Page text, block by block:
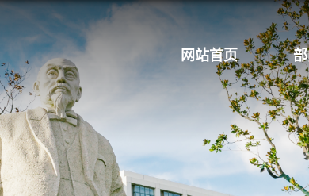
网站首页